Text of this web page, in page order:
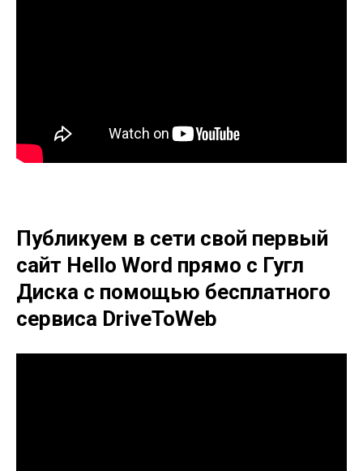
Публикуем в сети свой первый
сайт Hello Word прямо с Гугл
Диска с помощью бесплатного
сервиса DriveToWeb